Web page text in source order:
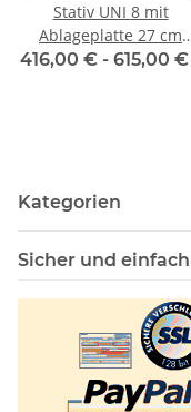
Stativ UNI 8 mit
Ablageplatte 27 cm
(max. Höhe 83 cm)
416,00 € - 615,00 €
Kategorien
Sicher und einfach